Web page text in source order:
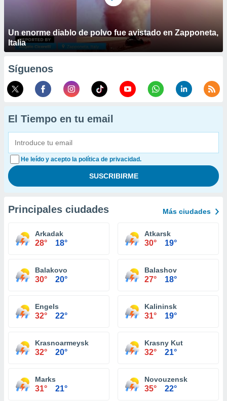
Un enorme diablo de polvo fue avistado en Zapponeta,
Italia
Síguenos
El Tiempo en tu email
He leído y acepto la política de privacidad.
Principales ciudades Más ciudades
Arkadak
28° 18°
Atkarsk
30° 19°
Balakovo
30° 20°
Balashov
27° 18°
Engels
32° 22°
Kalininsk
31° 19°
Krasnoarmeysk
32° 20°
Krasny Kut
32° 21°
Marks
31° 21°
Novouzensk
35° 22°